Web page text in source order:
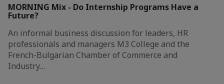
MORNING Mix - Do Internship Programs Have a
Future?
An informal business discussion for leaders, HR
professionals and managers M3 College and the
French-Bulgarian Chamber of Commerce and
Industry…